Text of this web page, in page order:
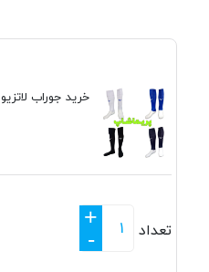
خرید جوراب لاتزیو
تعداد
+
-